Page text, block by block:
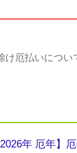
厄払いについ
2026年 厄年】